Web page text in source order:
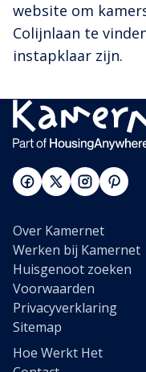
website om
Colijnlaan te
instapklaar zijn.
Over Kamernet
Werken bij Kamernet
Huisgenoot zoeken
Voorwaarden
Privacyverklaring
Sitemap
Hoe Werkt Het